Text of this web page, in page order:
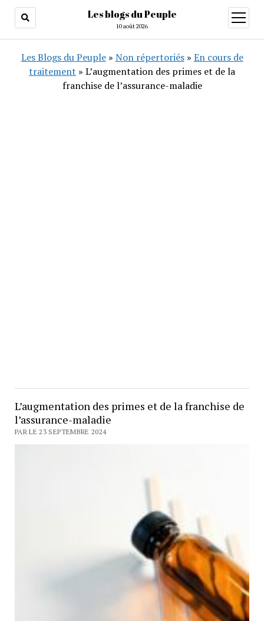
Les blogs du Peuple
10 août 2026
ouvrir
menu
Les Blogs du Peuple» Non répertoriés» En cours de
traitement » L’augmentation des primes et de la
franchise de l’assurance-maladie
L’augmentation des primes et de la franchise de
l’assurance-maladie
PAR LE 23 SEPTEMBRE 2024